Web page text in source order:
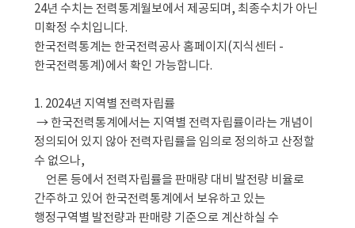
24년 수치는 전력통계월보에서 제공되며, 최종수치가 아닌
미확정 수치입니다.
한국전력통계는 한국전력공사 홈페이지(지식센터 -
한국전력통계)에서 확인 가능합니다.
1. 2024년 지역별 전력자립률
→ 한국전력통계에서는 지역별 전력자립률이라는 개념이
정의되어 있지 않아 전력자립률을 임의로 정의하고 산정할
수 없으나,
언론 등에서 전력자립률을 판매량 대비 발전량 비율로
간주하고 있어 한국전력통계에서 보유하고 있는
행정구역별 발전량과 판매량 기준으로 계산하실 수